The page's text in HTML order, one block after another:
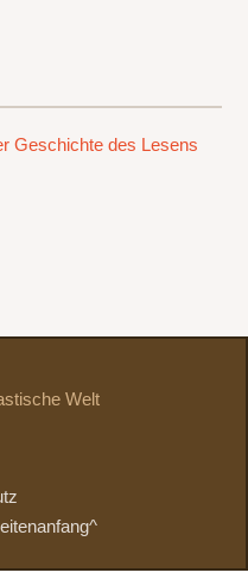
Geschichte des Lesens
Welt